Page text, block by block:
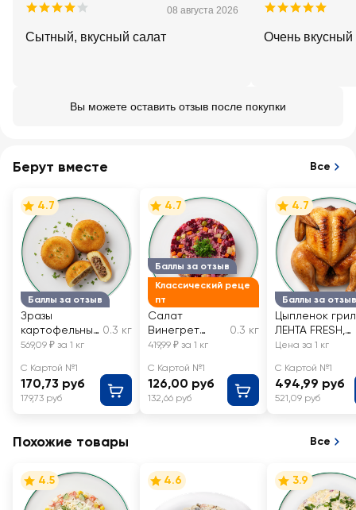
08 августа 2026
Сытный, вкусный салат Очень вкусный
Вы можете оставить отзыв после покупки
Берут вместе Все
Баллы за отзыв
4.7
Зразы
картофельны
е Домашние с
FRESH,
весовые
0.3 кг
569,09 ₽ за 1 кг
С Картой №1
170,73 руб
179,73 руб
Баллы за отзыв
Классический реце
пт
4.7
Салат
Винегрет
классический
весовой
0.3 кг
419,99 ₽ за 1 кг
С Картой №1
126,00 руб
132,66 руб
Баллы за отзыв
4.7
Цыпленок
ЛЕНТА FRESH,
весовой
Цена за 1 кг
С Картой №1
494,99 руб
521,09 руб
Похожие товары Все
4.5 4.6 3.9